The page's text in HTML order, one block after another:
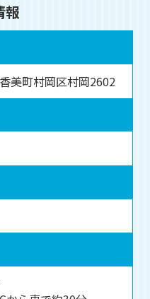
報
美町村岡区村岡2602